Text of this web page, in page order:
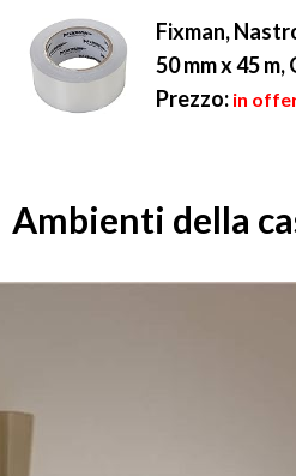
Fixman,
50 mm x 45
Prezzo: in
Ambienti della